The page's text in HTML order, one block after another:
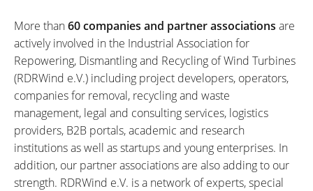
More than60 companies and partner associations are
actively involved in the Industrial Association for
Repowering, Dismantling and Recycling of Wind Turbines
(RDRWind e.V.) including project developers, operators,
companies for removal, recycling and waste
management, legal and consulting services, logistics
providers, B2B portals, academic and research
institutions as well as startups and young enterprises. In
addition, our partner associations are also adding to our
strength. RDRWind e.V. is a network of experts, special